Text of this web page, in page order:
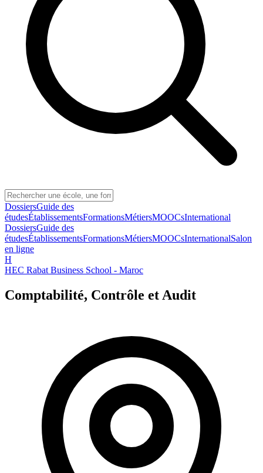
DossiersGuide des
étudesÉtablissementsFormationsMétiersMOOCsInternational
DossiersGuide des
étudesÉtablissementsFormationsMétiersMOOCsInternationalSalon
en ligne
H
HEC Rabat Business School - Maroc
Comptabilité, Contrôle et Audit